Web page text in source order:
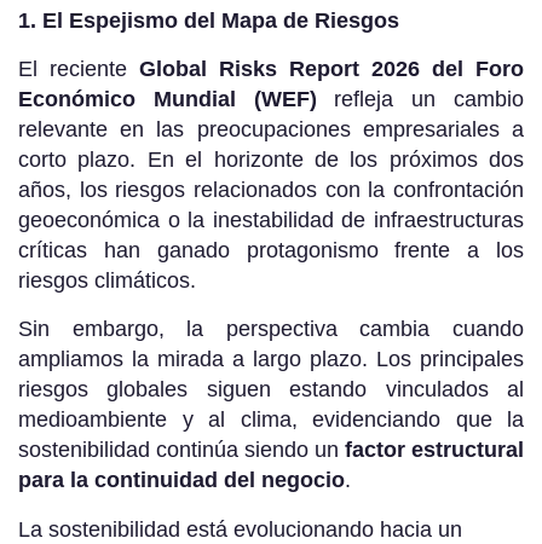
1. El Espejismo del Mapa de Riesgos
El reciente Global Risks Report 2026 del Foro
Económico Mundial (WEF) refleja un cambio
relevante en las preocupaciones empresariales a
corto plazo. En el horizonte de los próximos dos
años, los riesgos relacionados con la confrontación
geoeconómica o la inestabilidad de infraestructuras
críticas han ganado protagonismo frente a los
riesgos climáticos.
Sin embargo, la perspectiva cambia cuando
ampliamos la mirada a largo plazo. Los principales
riesgos globales siguen estando vinculados al
medioambiente y al clima, evidenciando que la
sostenibilidad continúa siendo un factor estructural
para la continuidad del negocio.
La sostenibilidad está evolucionando hacia un